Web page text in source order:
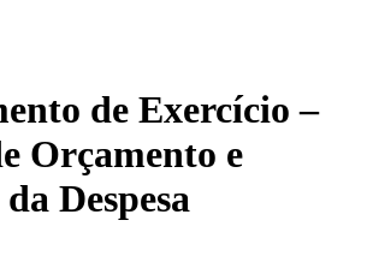
de Exercício –
Orçamento e
Despesa